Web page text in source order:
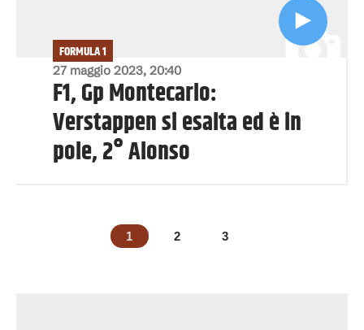
27 maggio 2023, 20:40
FORMULA 1
F1, Gp Montecarlo:
Verstappen si esalta ed è in
pole, 2° Alonso
1 2 3